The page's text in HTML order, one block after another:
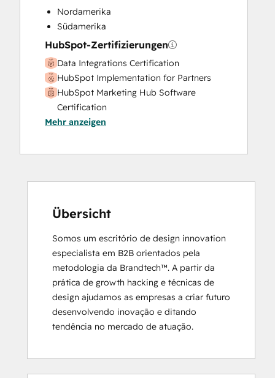
Nordamerika
Südamerika
HubSpot-Zertifizierungen
Data Integrations Certification
HubSpot Implementation for Partners
HubSpot Marketing Hub Software
Certification
HubSpot Marketing Software
HubSpot Sales Hub Software
HubSpot Solutions Partner
Inbound Marketing
Platform Consulting
Revenue Operations
Salesforce Integration Certification
Mehr anzeigen
Übersicht
Somos um escritório de design innovation
especialista em B2B orientados pela
metodologia da Brandtech™. A partir da
prática de growth hacking e técnicas de
design ajudamos as empresas a criar futuro
desenvolvendo inovação e ditando
tendência no mercado de atuação.